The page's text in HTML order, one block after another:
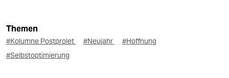
Themen
#Kolumne Postprolet #Neujahr
#Hoffnung
#Selbstoptimierung